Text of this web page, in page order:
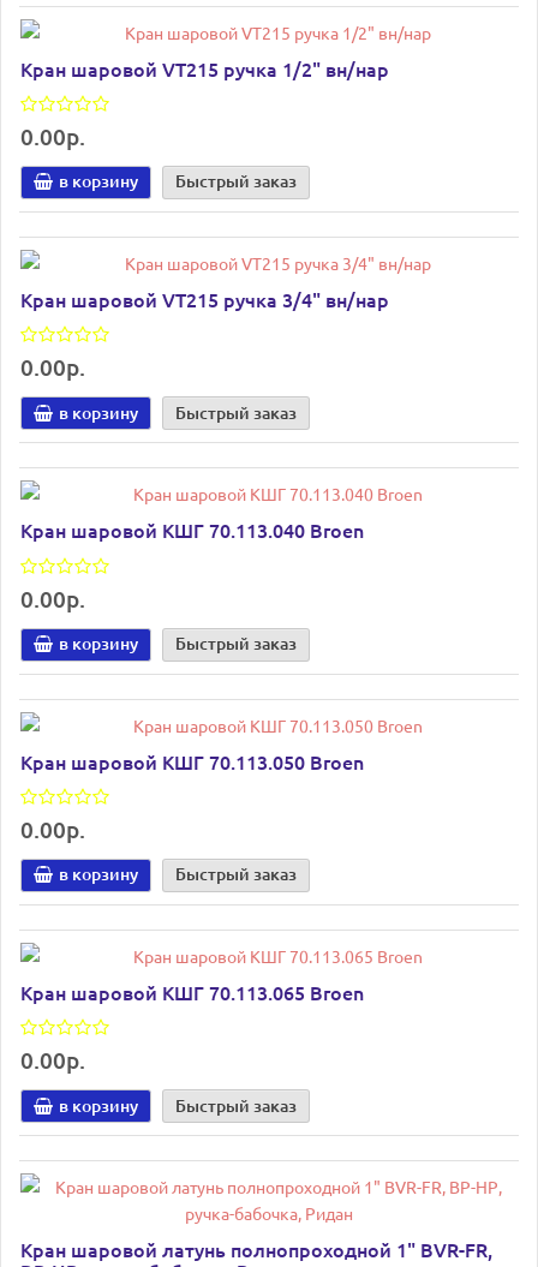
Кран шаровой VT215 ручка 1/2" вн/нар
0.00р.
в корзину Быстрый заказ
Кран шаровой VT215 ручка 3/4" вн/нар
0.00р.
в корзину Быстрый заказ
Кран шаровой КШГ 70.113.040 Broen
0.00р.
в корзину Быстрый заказ
Кран шаровой КШГ 70.113.050 Broen
0.00р.
в корзину Быстрый заказ
Кран шаровой КШГ 70.113.065 Broen
0.00р.
в корзину Быстрый заказ
Кран шаровой латунь полнопроходной 1" BVR-FR,